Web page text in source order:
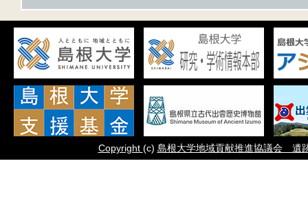
Copyright (c) 島根大学地域貢献推進協議会 遺